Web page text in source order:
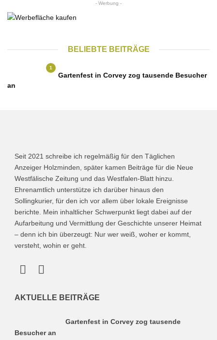
- Werbung -
BELIEBTE BEITRÄGE
1
Gartenfest in Corvey zog tausende Besucher
an
Seit 2021 schreibe ich regelmäßig für den Täglichen
Anzeiger Holzminden, später kamen Beiträge für die Neue
Westfälische Zeitung und das Westfalen-Blatt hinzu.
Ehrenamtlich unterstütze ich darüber hinaus den
Sollingkurier, für den ich vor allem über lokale Ereignisse
berichte. Mein inhaltlicher Schwerpunkt liegt dabei auf der
Aufarbeitung und Vermittlung der Geschichte unserer Heimat
– denn ich bin überzeugt: Nur wer weiß, woher er kommt,
versteht, wohin er geht.
AKTUELLE BEITRÄGE
Gartenfest in Corvey zog tausende
Besucher an